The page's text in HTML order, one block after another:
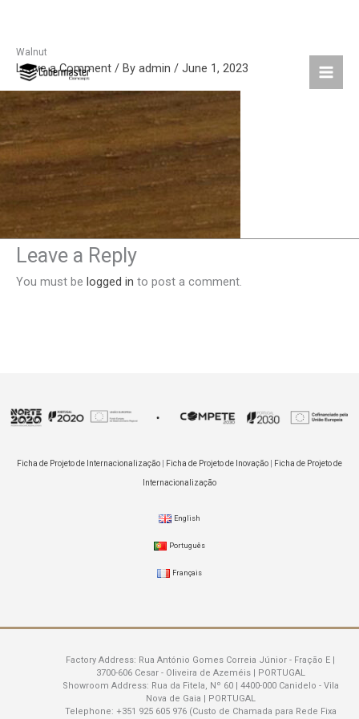
Skip
content
Walnut
Leave a Comment / By admin / June 1, 2023
Leave a Reply
You must be logged in to post a comment.
Ficha de Projeto de Internacionalização Ficha de Projeto de Inovação Ficha de Projeto de
Internacionalização
English
Português
Français
Factory Address: Rua António Gomes Correia Júnior - Fração E |
3700-606 Cesar - Oliveira de Azeméis | PORTUGAL
Showroom Address: Rua da Fitela, Nº 60 | 4400-000 Canidelo - Vila
Nova de Gaia | PORTUGAL
Telephone: +351 925 605 976 (Custo de Chamada para Rede Fixa